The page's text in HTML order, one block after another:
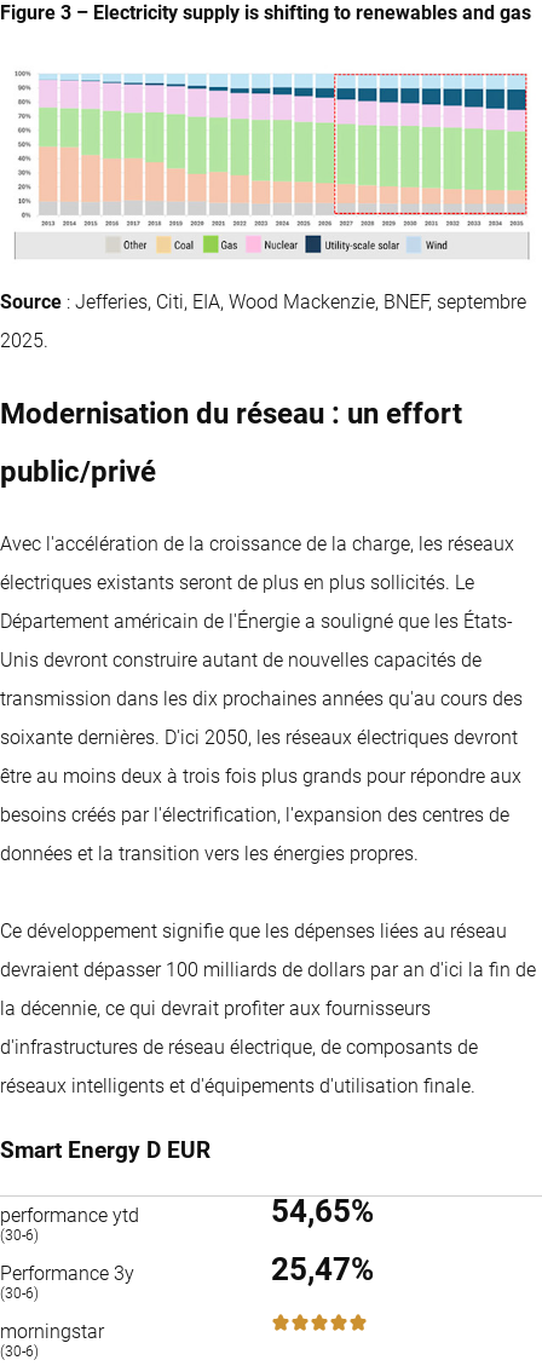
Figure 3 – Electricity supply is shifting to renewables and gas
Source : Jefferies, Citi, EIA, Wood Mackenzie, BNEF, septembre
2025.
Modernisation du réseau : un effort
public/privé
Avec l'accélération de la croissance de la charge, les réseaux
électriques existants seront de plus en plus sollicités. Le
Département américain de l'Énergie a souligné que les États-
Unis devront construire autant de nouvelles capacités de
transmission dans les dix prochaines années qu'au cours des
soixante dernières. D'ici 2050, les réseaux électriques devront
être au moins deux à trois fois plus grands pour répondre aux
besoins créés par l'électrification, l'expansion des centres de
données et la transition vers les énergies propres.
Ce développement signifie que les dépenses liées au réseau
devraient dépasser 100 milliards de dollars par an d'ici la fin de
la décennie, ce qui devrait profiter aux fournisseurs
d'infrastructures de réseau électrique, de composants de
réseaux intelligents et d'équipements d'utilisation finale.
Smart Energy D EUR
performance ytd
(30-6)
54,65%
Performance 3y
(30-6)
25,47%
morningstar
(30-6)
5 / 5